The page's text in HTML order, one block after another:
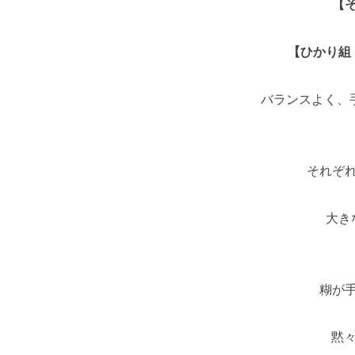
【
【ひかり
バランスよく、
それぞ
大き
糊が
黙